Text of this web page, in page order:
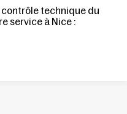
contrôle technique du
service à Nice :